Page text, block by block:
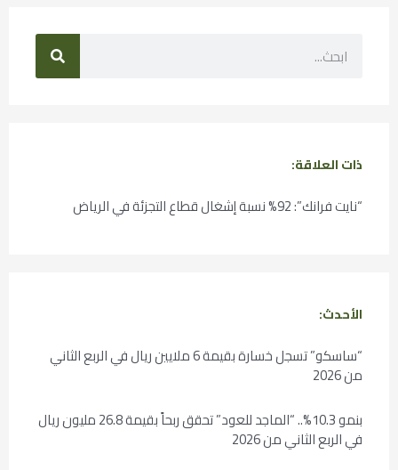
ذات العلاقة:
“نايت فرانك”: 92% نسبة إشغال قطاع التجزئة في الرياض
الأحدث:
“ساسكو” تسجل خسارة بقيمة 6 ملايين ريال في الربع الثاني
من 2026
بنمو 10.3%.. “الماجد للعود” تحقق ربحاً بقيمة 26.8 مليون ريال
في الربع الثاني من 2026